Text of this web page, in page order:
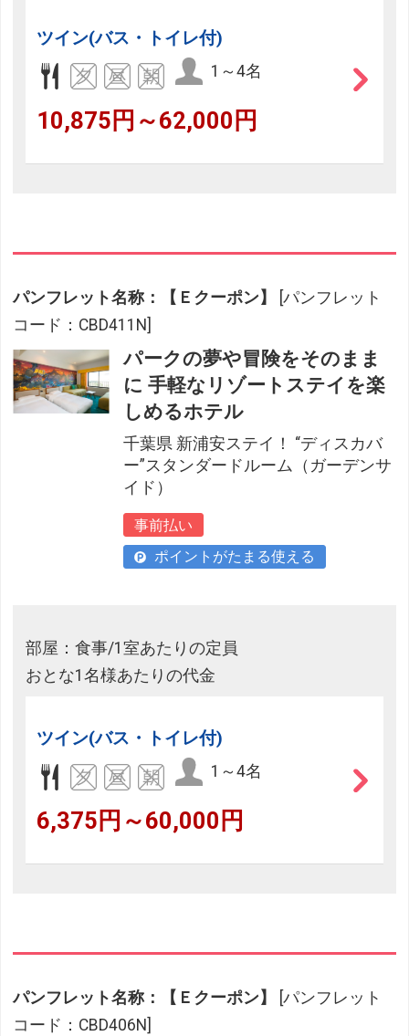
ツイン(バス・トイレ付)
1～4名
10,875円～62,000円
パンフレット名称：【Ｅクーポン】
[パンフレット
コード：CBD411N]
パークの夢や冒険をそのまま
に 手軽なリゾートステイを楽
しめるホテル
千葉県 新浦安ステイ！ “ディスカバ
ー”スタンダードルーム（ガーデンサ
イド）
事前払い
ポイントがたまる使える
部屋：食事/1室あたりの定員
おとな1名様あたりの代金
ツイン(バス・トイレ付)
1～4名
6,375円～60,000円
パンフレット名称：【Ｅクーポン】
[パンフレット
コード：CBD406N]